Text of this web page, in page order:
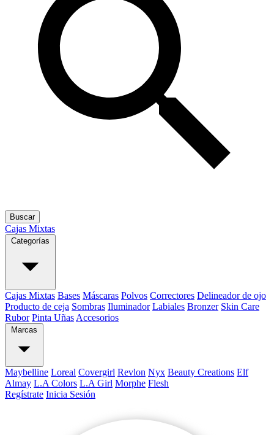
Buscar
Cajas Mixtas
Categorías
Cajas Mixtas Bases Máscaras Polvos Correctores Delineador de ojo
Producto de ceja Sombras Iluminador Labiales Bronzer Skin Care
Rubor Pinta Uñas Accesorios
Marcas
Maybelline Loreal Covergirl Revlon Nyx Beauty Creations Elf
Almay L.A Colors L.A Girl Morphe Flesh
Regístrate Inicia Sesión